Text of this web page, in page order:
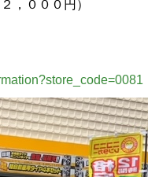
２２，０００円）